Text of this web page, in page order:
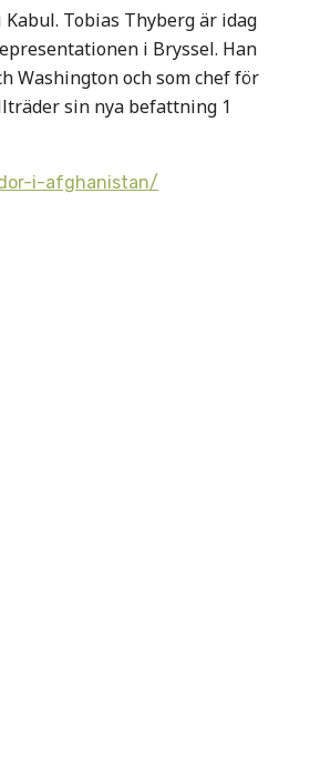
Tobias Thyberg är idag
i Bryssel. Han
Washington och som chef för
sin nya befattning 1
i-afghanistan/